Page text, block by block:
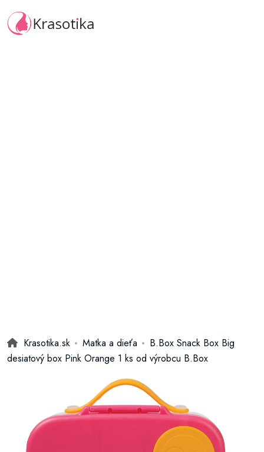
Krasotika.sk Matka a dieťa
B.Box Snack Box Big
desiatový box Pink Orange 1 ks od výrobcu B.Box